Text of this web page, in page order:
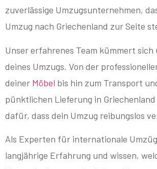
zuverlässige Umzugsunternehmen,
Umzug nach Griechenland zur Seite
Unser erfahrenes Team kümmert sich
deines Umzugs. Von der
deiner Möbel bis hin zum Transport
pünktlichen Lieferung in Griechenland
dafür, dass dein Umzug reibungslos
Als Experten für internationale
langjährige Erfahrung und wissen,